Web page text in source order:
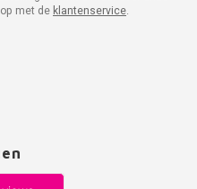
met de klantenservice.